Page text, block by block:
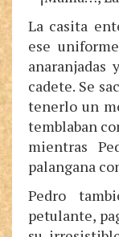
La casita
ese
cadete. Se
tenerlo un
temblaban
mientras
palangana
Pedro
petulante,